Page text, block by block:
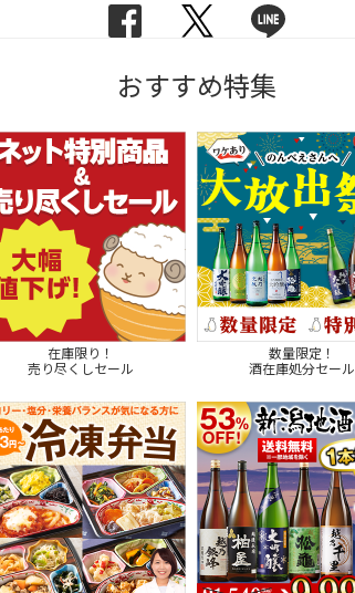
おすすめ特集
在庫限り！
売り尽くしセール
数量限定！
酒在庫処分セール